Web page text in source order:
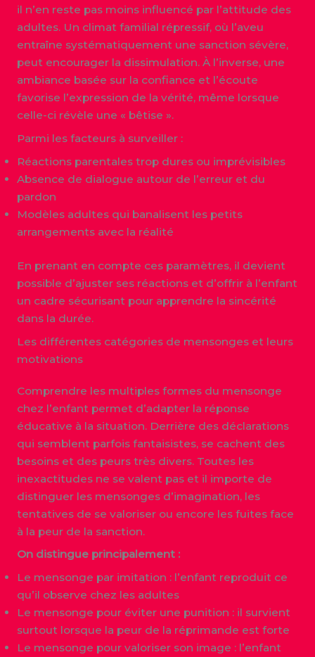
il n’en reste pas moins influencé par l’attitude des
adultes. Un climat familial répressif, où l’aveu
entraîne systématiquement une sanction sévère,
peut encourager la dissimulation. À l’inverse, une
ambiance basée sur la confiance et l’écoute
favorise l’expression de la vérité, même lorsque
celle-ci révèle une « bêtise ».
Parmi les facteurs à surveiller :
Réactions parentales trop dures ou imprévisibles
Absence de dialogue autour de l’erreur et du
pardon
Modèles adultes qui banalisent les petits
arrangements avec la réalité
En prenant en compte ces paramètres, il devient
possible d’ajuster ses réactions et d’offrir à l’enfant
un cadre sécurisant pour apprendre la sincérité
dans la durée.
Les différentes catégories de mensonges et leurs
motivations
Comprendre les multiples formes du mensonge
chez l’enfant permet d’adapter la réponse
éducative à la situation. Derrière des déclarations
qui semblent parfois fantaisistes, se cachent des
besoins et des peurs très divers. Toutes les
inexactitudes ne se valent pas et il importe de
distinguer les mensonges d’imagination, les
tentatives de se valoriser ou encore les fuites face
à la peur de la sanction.
On distingue principalement :
Le mensonge par imitation : l’enfant reproduit ce
qu’il observe chez les adultes
Le mensonge pour éviter une punition : il survient
surtout lorsque la peur de la réprimande est forte
Le mensonge pour valoriser son image : l’enfant